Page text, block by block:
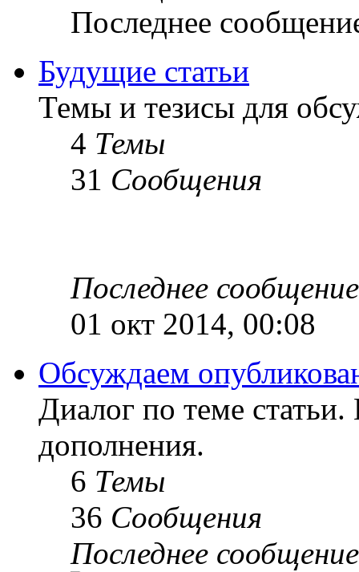
Последнее
Будущие статьи
Темы и тезисы для
4 Темы
31 Сообщения
Последнее сообщение
01 окт 2014, 00:08
Обсуждаем
Диалог по теме
дополнения.
6 Темы
36 Сообщения
Последнее сообщение